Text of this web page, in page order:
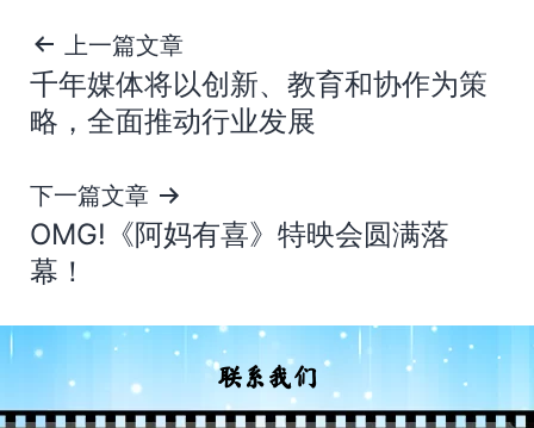
文
章
航
上一篇文章
千年媒体将以创新、教育和协作为策
略，全面推动行业发展
下一篇文章
OMG!《阿妈有喜》特映会圆满落
幕！
联系我们